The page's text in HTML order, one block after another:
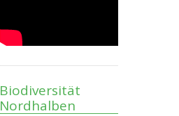
Biodiversität
Nordhalben